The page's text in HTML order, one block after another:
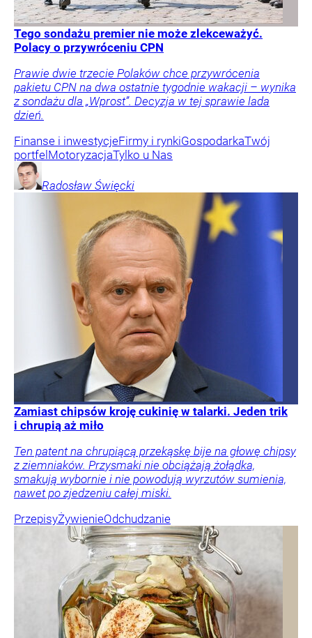
Tego sondażu premier nie może zlekceważyć.
Polacy o przywróceniu CPN
Prawie dwie trzecie Polaków chce przywrócenia
pakietu CPN na dwa ostatnie tygodnie wakacji – wynika
z sondażu dla „Wprost”. Decyzja w tej sprawie lada
dzień.
Finanse i inwestycjeFirmy i rynkiGospodarkaTwój
portfel MotoryzacjaTylko u Nas
Radosław Święcki
Zamiast chipsów kroję cukinię w talarki. Jeden trik
i chrupią aż miło
Ten patent na chrupiącą przekąskę bije na głowę chipsy
z ziemniaków. Przysmaki nie obciążają żołądka,
smakują wybornie i nie powodują wyrzutów sumienia,
nawet po zjedzeniu całej miski.
PrzepisyŻywienieOdchudzanie